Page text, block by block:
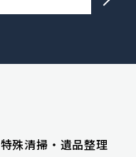
特殊清掃・遺品整理